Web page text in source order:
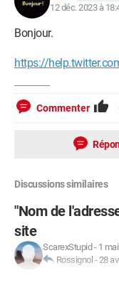
12 déc. 2023 à
Bonjour.
https://
Commenter
Discussions similaires
"Nom de
site
ScarexStupid - 1
Rossignol -28